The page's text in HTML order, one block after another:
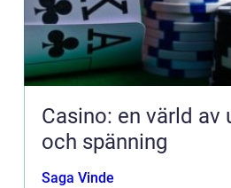
Casino: en värld av
och spänning
Saga Vinde